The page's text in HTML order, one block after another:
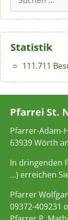
nach:
Statistik
111.711
Pfarrei St.
Pfarrer-Adam-
63939 Wörth
In dringenden
…) erreichen
Pfarrer
09372-409231